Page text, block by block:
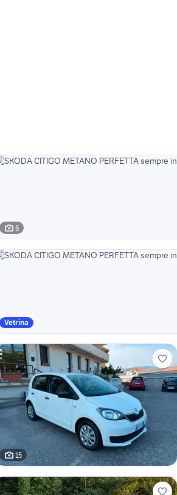
6
Vetrina
15